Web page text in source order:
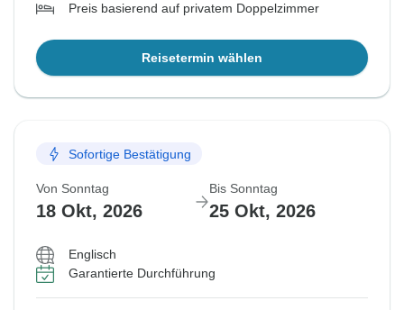
Preis basierend auf privatem Doppelzimmer
Reisetermin wählen
Sofortige Bestätigung
Von Sonntag
18 Okt, 2026
Bis Sonntag
25 Okt, 2026
Englisch
Garantierte Durchführung